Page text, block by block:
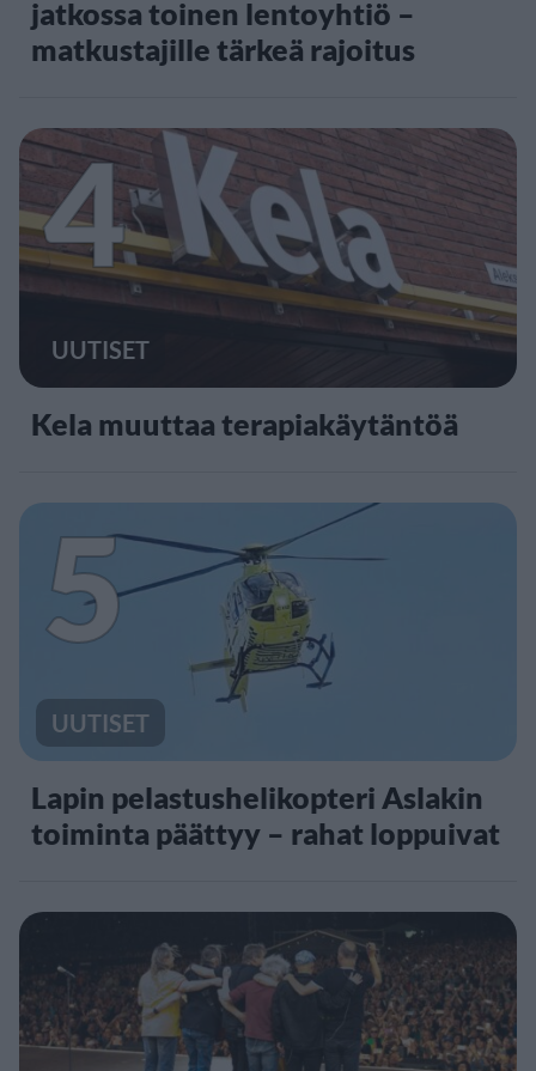
jatkossa toinen lentoyhtiö –
matkustajille tärkeä rajoitus
4
UUTISET
Kela muuttaa terapiakäytäntöä
5
UUTISET
Lapin pelastushelikopteri Aslakin
toiminta päättyy – rahat loppuivat